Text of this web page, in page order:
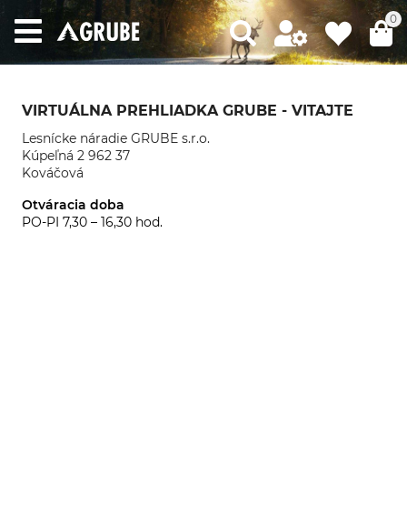
0
VIRTUÁLNA PREHLIADKA GRUBE - VITAJTE
Lesnícke náradie GRUBE s.r.o.
Kúpeľná 2 962 37
Kováčová
Otváracia doba
PO-PI 7,30 – 16,30 hod.